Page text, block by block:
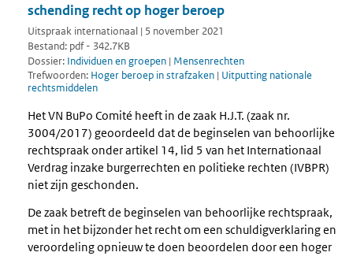
schending recht op hoger beroep
Uitspraak internationaal | 5 november 2021
Bestand: pdf - 342.7KB
Dossier: Individuen en groepen | Mensenrechten
Trefwoorden: Hoger beroep in strafzaken | Uitputting nationale
rechtsmiddelen
Het VN BuPo Comité heeft in de zaak H.J.T. (zaak nr.
3004/2017) geoordeeld dat de beginselen van behoorlijke
rechtspraak onder artikel 14, lid 5 van het Internationaal
Verdrag inzake burgerrechten en politieke rechten (IVBPR)
niet zijn geschonden.
De zaak betreft de beginselen van behoorlijke rechtspraak,
met in het bijzonder het recht om een schuldigverklaring en
veroordeling opnieuw te doen beoordelen door een hoger